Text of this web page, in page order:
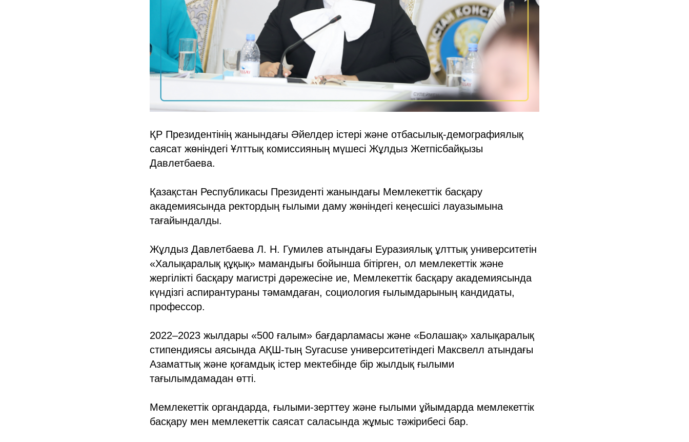
ҚР Президентінің жанындағы Әйелдер істері және отбасылық-демографиялық
саясат жөніндегі Ұлттық комиссияның мүшесі Жұлдыз Жетпісбайқызы
Давлетбаева.
Қазақстан Республикасы Президенті жанындағы Мемлекеттік басқару
академиясында ректордың ғылыми даму жөніндегі кеңесшісі лауазымына
тағайындалды.
Жұлдыз Давлетбаева Л. Н. Гумилев атындағы Еуразиялық ұлттық университетін
«Халықаралық құқық» мамандығы бойынша бітірген, ол мемлекеттік және
жергілікті басқару магистрі дәрежесіне ие, Мемлекеттік басқару академиясында
күндізгі аспирантураны тәмамдаған, социология ғылымдарының кандидаты,
профессор.
2022–2023 жылдары «500 ғалым» бағдарламасы және «Болашақ» халықаралық
стипендиясы аясында АҚШ-тың Syracuse университетіндегі Максвелл атындағы
Азаматтық және қоғамдық істер мектебінде бір жылдық ғылыми
тағылымдамадан өтті.
Мемлекеттік органдарда, ғылыми-зерттеу және ғылыми ұйымдарда мемлекеттік
басқару мен мемлекеттік саясат саласында жұмыс тәжірибесі бар.